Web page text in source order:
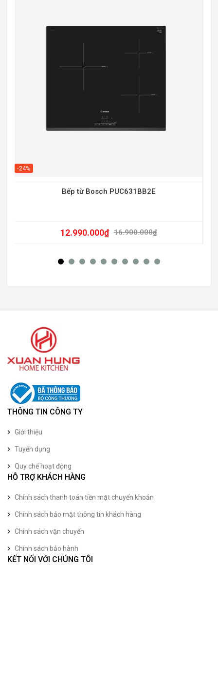
-24%
Bếp từ Bosch PUC631BB2E
16.900.000₫
12.990.000₫
THÔNG TIN CÔNG TY
Giới thiệu
Tuyển dụng
Quy chế hoạt động
HỖ TRỢ KHÁCH HÀNG
Chính sách thanh toán tiền mặt chuyển khoản
Chính sách bảo mật thông tin khách hàng
Chính sách vận chuyển
Chính sách bảo hành
KẾT NỐI VỚI CHÚNG TÔI